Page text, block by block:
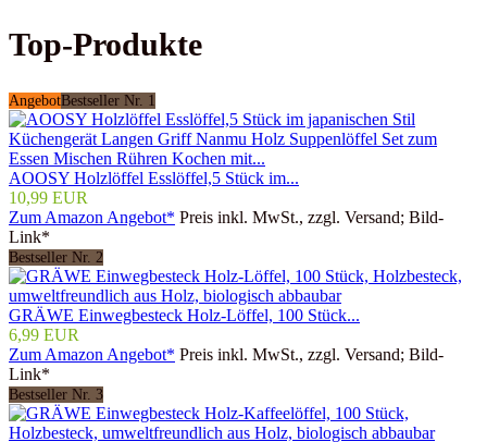
Top-Produkte
AngebotBestseller Nr. 1
AOOSY Holzlöffel Esslöffel,5 Stück im...
10,99 EUR
Zum Amazon Angebot* Preis inkl. MwSt., zzgl. Versand; Bild-
Link*
Bestseller Nr. 2
GRÄWE Einwegbesteck Holz-Löffel, 100 Stück...
6,99 EUR
Zum Amazon Angebot* Preis inkl. MwSt., zzgl. Versand; Bild-
Link*
Bestseller Nr. 3